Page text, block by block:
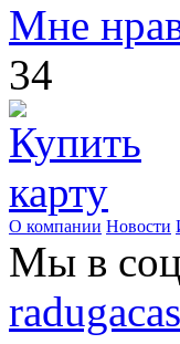
Мне
34
О компании Новости
Мы в